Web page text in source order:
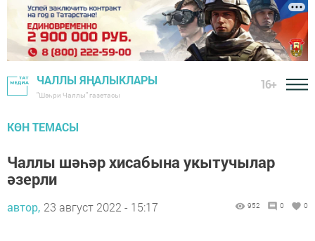
ЧАЛЛЫ ЯҢАЛЫКЛАРЫ
"Шәһри Чаллы" газетасы
16+
КӨН ТЕМАСЫ
Чаллы шәһәр хисабына укытучылар
әзерли
автор, 23 август 2022 - 15:17 952 0 0